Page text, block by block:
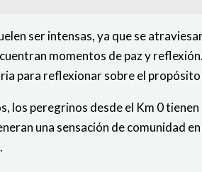
ser intensas, ya que se
momentos de paz y
para reflexionar sobre el propósito
los peregrinos desde el Km 0
una sensación de comunidad